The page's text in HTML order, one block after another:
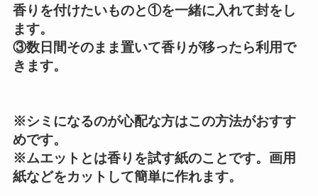
香りを付けたいものと①を一緒に入れて封をし
ます。
③数日間そのまま置いて香りが移ったら利用で
きます。
※シミになるのが心配な方はこの方法がおすす
めです。
※ムエットとは香りを試す紙のことです。画用
紙などをカットして簡単に作れます。